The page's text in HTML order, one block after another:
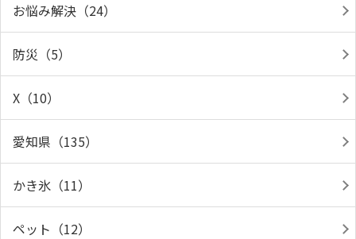
お悩み解決（24）
防災（5）
X（10）
愛知県（135）
かき氷（11）
ペット（12）